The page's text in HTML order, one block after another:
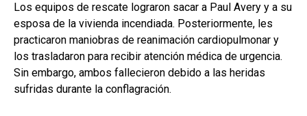
Los equipos de rescate lograron sacar a Paul Avery y a su
esposa de la vivienda incendiada. Posteriormente, les
practicaron maniobras de reanimación cardiopulmonar y
los trasladaron para recibir atención médica de urgencia.
Sin embargo, ambos fallecieron debido a las heridas
sufridas durante la conflagración.